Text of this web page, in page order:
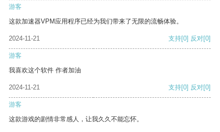
游客
这款加速器VPM应用程序已经为我们带来了无限的流畅体验。
2024-11-21 支持[0] 反对[0]
游客
我喜欢这个软件 作者加油
2024-11-21 支持[0] 反对[0]
游客
这款游戏的剧情非常感人，让我久久不能忘怀。